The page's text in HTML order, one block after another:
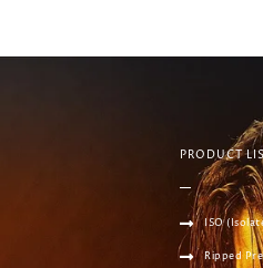
PRODUCT
ISO
Ripped Pre